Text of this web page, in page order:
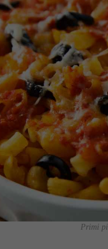
Primi